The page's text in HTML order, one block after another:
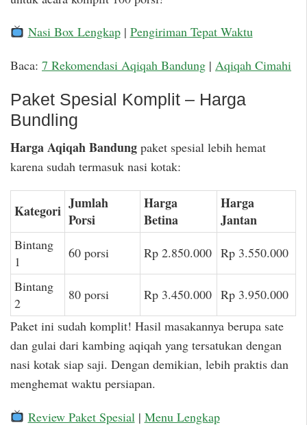
Nasi Box Lengkap| Pengiriman Tepat Waktu
Baca: 7 Rekomendasi Aqiqah Bandung | Aqiqah Cimahi
Paket Spesial Komplit – Harga
Bundling
Harga Aqiqah Bandung paket spesial lebih hemat
karena sudah termasuk nasi kotak:
Kategori Jumlah
Porsi
Harga
Betina
Harga
Jantan
Bintang
1
60 porsi Rp 2.850.000 Rp 3.550.000
Bintang
2
80 porsi Rp 3.450.000 Rp 3.950.000
Paket ini sudah komplit! Hasil masakannya berupa sate
dan gulai dari kambing aqiqah yang tersatukan dengan
nasi kotak siap saji. Dengan demikian, lebih praktis dan
menghemat waktu persiapan.
Review Paket Spesial | Menu Lengkap